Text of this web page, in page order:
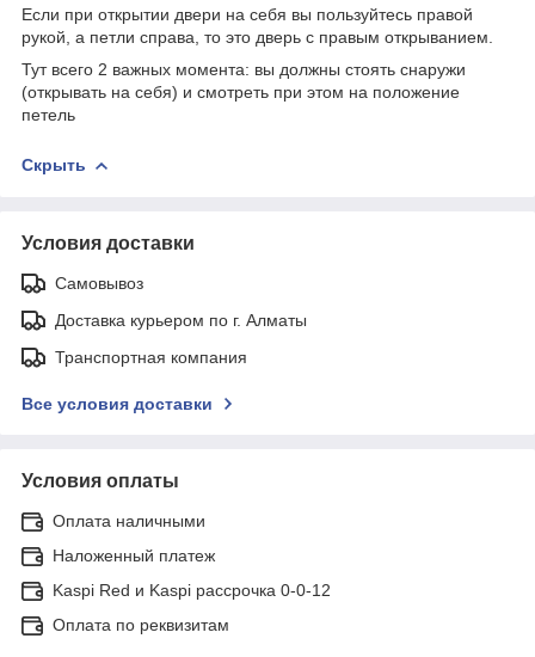
Если при открытии двери на себя вы пользуйтесь правой
рукой, а петли справа, то это дверь с правым открыванием.
Тут всего 2 важных момента: вы должны стоять снаружи
(открывать на себя) и смотреть при этом на положение
петель
Скрыть
Условия доставки
Самовывоз
Доставка курьером по г. Алматы
Транспортная компания
Все условия доставки
Условия оплаты
Оплата наличными
Наложенный платеж
Kaspi Red и Kaspi рассрочка 0-0-12
Оплата по реквизитам